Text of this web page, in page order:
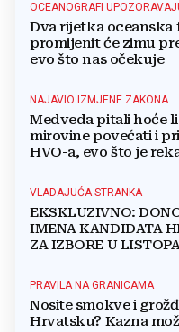
OCEANOGRAFI
Dva rijetka oceanska
promijenit će zimu
evo što nas očekuje
NAJAVIO IZMJENE ZAKONA
Medveda pitali hoće li
mirovine povećati i
HVO-a, evo što je
VLADAJUĆA STRANKA
EKSKLUZIVNO:
IMENA KANDIDATA
ZA IZBORE U
PRAVILA NA GRANICAMA
Nosite smokve i
Hrvatsku? Kazna